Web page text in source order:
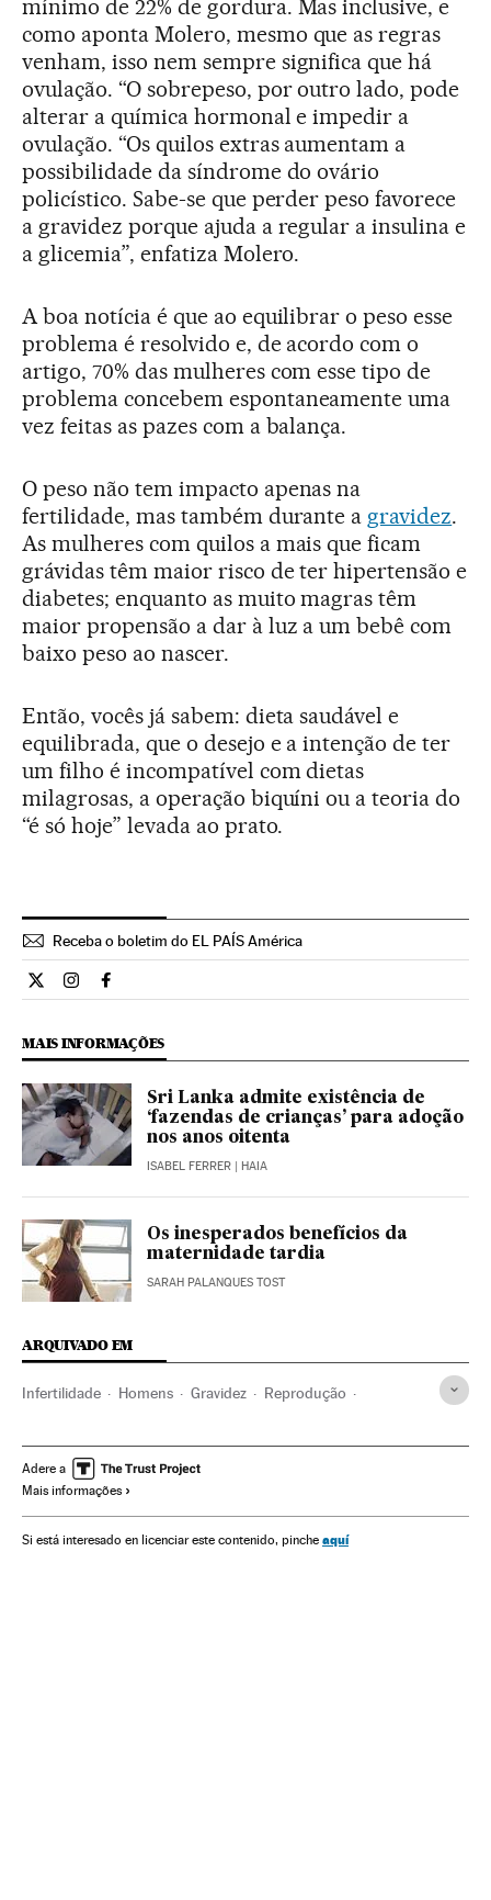
mínimo de 22% de gordura. Mas inclusive, e
como aponta Molero, mesmo que as regras
venham, isso nem sempre significa que há
ovulação. “O sobrepeso, por outro lado, pode
alterar a química hormonal e impedir a
ovulação. “Os quilos extras aumentam a
possibilidade da síndrome do ovário
policístico. Sabe-se que perder peso favorece
a gravidez porque ajuda a regular a insulina e
a glicemia”, enfatiza Molero.
A boa notícia é que ao equilibrar o peso esse
problema é resolvido e, de acordo com o
artigo, 70% das mulheres com esse tipo de
problema concebem espontaneamente uma
vez feitas as pazes com a balança.
O peso não tem impacto apenas na
fertilidade, mas também durante a gravidez.
As mulheres com quilos a mais que ficam
grávidas têm maior risco de ter hipertensão e
diabetes; enquanto as muito magras têm
maior propensão a dar à luz a um bebê com
baixo peso ao nascer.
Então, vocês já sabem: dieta saudável e
equilibrada, que o desejo e a intenção de ter
um filho é incompatível com dietas
milagrosas, a operação biquíni ou a teoria do
“é só hoje” levada ao prato.
Receba o boletim do EL PAÍS América
Ciencia El País Brasil en Twitter
Ciencia El País Brasil en Instagram
Ciencia El País Brasil en Facebook
MAIS INFORMAÇÕES
Sri Lanka admite existência de
‘fazendas de crianças’ para adoção
nos anos oitenta
ISABEL FERRER | HAIA
Os inesperados benefícios da
maternidade tardia
SARAH PALANQUES TOST
ARQUIVADO EM
Infertilidade Homens Gravidez Reprodução
Moda Estilo de vida
Adere a
Mais informações
Si está interesado en licenciar este contenido, pinche aquí